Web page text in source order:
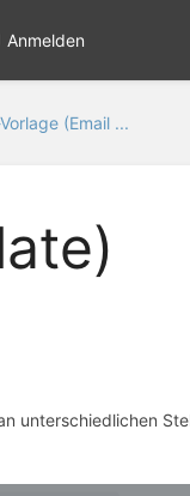
Anmelden
(Email ...
unterschiedlichen